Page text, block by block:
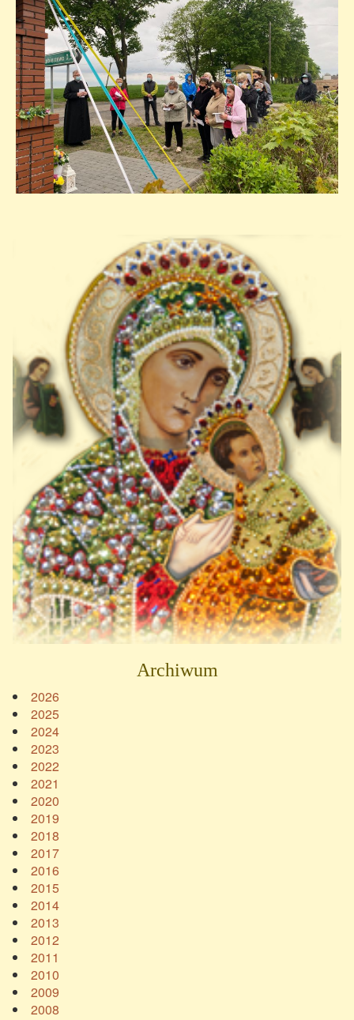
Archiwum
2026
2025
2024
2023
2022
2021
2020
2019
2018
2017
2016
2015
2014
2013
2012
2011
2010
2009
2008